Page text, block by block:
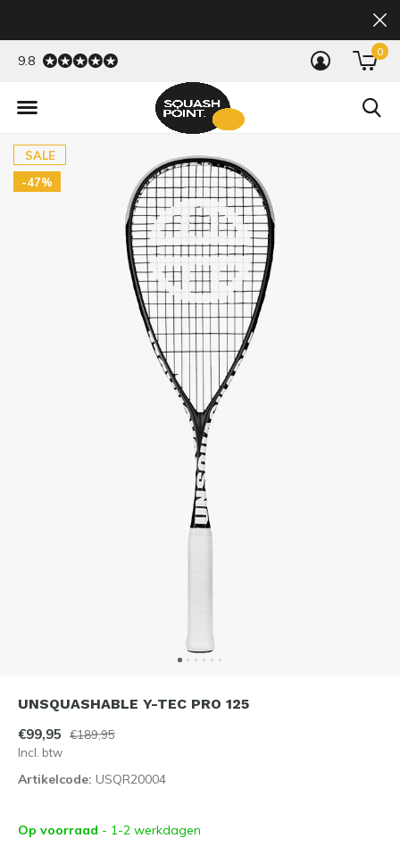
0
9.8
SALE
-47%
UNSQUASHABLE Y-TEC PRO 125
€99,95
€189,95
Incl. btw
Artikelcode: USQR20004
Op voorraad - 1-2 werkdagen